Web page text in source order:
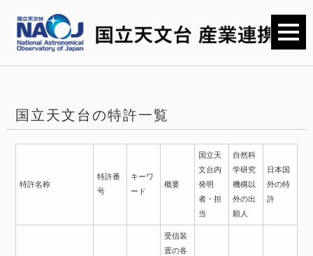
国立天文台の特許一覧
特許名称
特許番
号
キーワ
ード
概要
国立天
文台内
発明
者・担
当
自然科
学研究
機構以
外の出
願人
日本国
外の特
許
受信装
置の各